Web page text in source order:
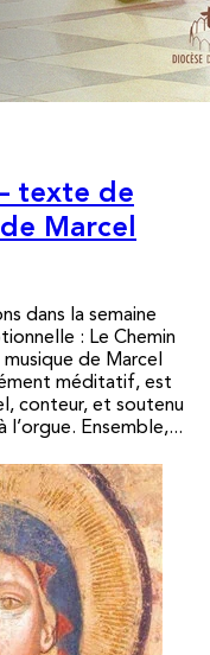
texte de
Marcel
dans la semaine
: Le Chemin
de Marcel
méditatif, est
conteur, et soutenu
Ensemble,...